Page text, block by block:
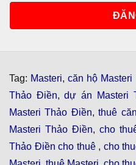
Tag: Masteri,căn hộ
Thảo Điền,dự án Masteri
Masteri Thảo Điền,thuê
Masteri Thảo Điền, cho
Thảo Điền cho thuê , cho